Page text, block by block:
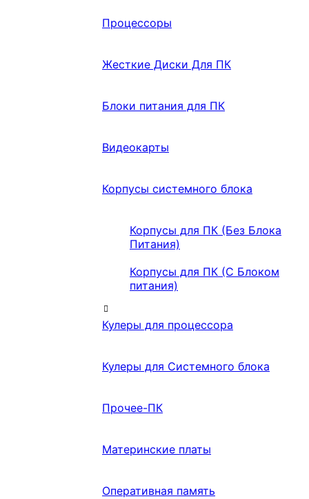
Процессоры
Жесткие Диски Для ПК
Блоки питания для ПК
Видеокарты
Корпусы системного блока
Корпусы для ПК (Без Блока
Питания)
Корпусы для ПК (С Блоком
питания)
Кулеры для процессора
Кулеры для Системного блока
Прочее-ПК
Материнские платы
Оперативная память